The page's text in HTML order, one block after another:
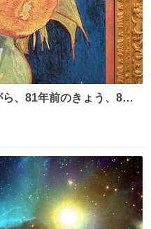
、81年前のきょう、8月6
焼失した、 #ゴッホ の幻
より展示しています。 #